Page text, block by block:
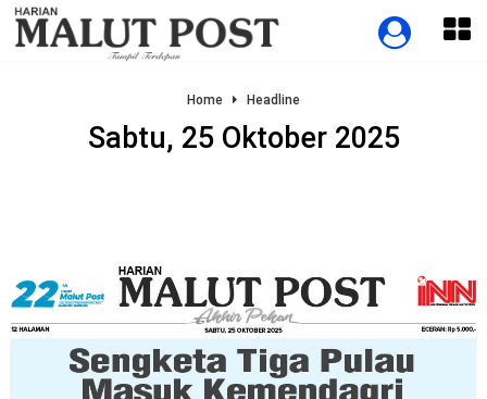
Home Headline
Sabtu, 25 Oktober 2025